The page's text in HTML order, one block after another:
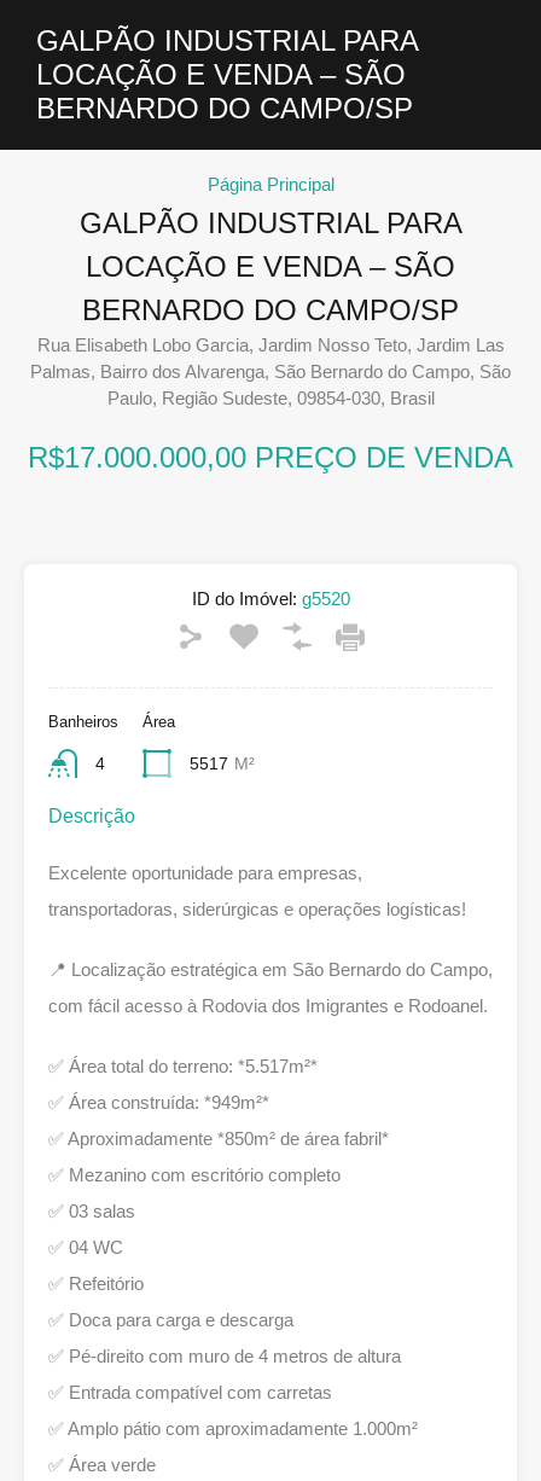
GALPÃO INDUSTRIAL PARA
LOCAÇÃO E VENDA – SÃO
BERNARDO DO CAMPO/SP
Página Principal
GALPÃO INDUSTRIAL PARA
LOCAÇÃO E VENDA – SÃO
BERNARDO DO CAMPO/SP
Rua Elisabeth Lobo Garcia, Jardim Nosso Teto, Jardim Las
Palmas, Bairro dos Alvarenga, São Bernardo do Campo, São
Paulo, Região Sudeste, 09854-030, Brasil
R$17.000.000,00 PREÇO DE VENDA
ID do Imóvel: g5520
Banheiros
4
Área
5517 M²
Descrição
Excelente oportunidade para empresas,
transportadoras, siderúrgicas e operações logísticas!
📍 Localização estratégica em São Bernardo do Campo,
com fácil acesso à Rodovia dos Imigrantes e Rodoanel.
✅ Área total do terreno: *5.517m²*
✅ Área construída: *949m²*
✅ Aproximadamente *850m² de área fabril*
✅ Mezanino com escritório completo
✅ 03 salas
✅ 04 WC
✅ Refeitório
✅ Doca para carga e descarga
✅ Pé-direito com muro de 4 metros de altura
✅ Entrada compatível com carretas
✅ Amplo pátio com aproximadamente 1.000m²
✅ Área verde